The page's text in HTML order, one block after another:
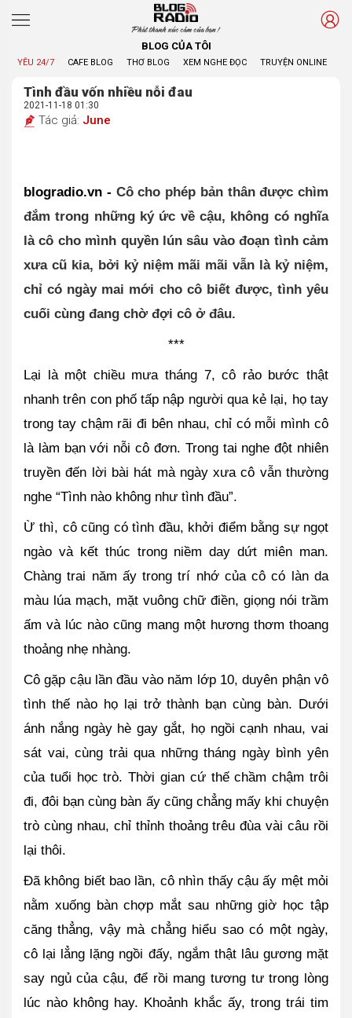
Phát thanh xúc cảm của bạn !
BLOG CỦA TÔI
YÊU 24/7 CAFE BLOG THƠ BLOG XEM NGHE ĐỌC TRUYỆN ONLINE
Tình đầu vốn nhiều nỗi đau
2021-11-18 01:30
Tác giả: June
blogradio.vn - Cô cho phép bản thân được chìm
đắm trong những ký ức về cậu, không có nghĩa
là cô cho mình quyền lún sâu vào đoạn tình cảm
xưa cũ kia, bởi kỷ niệm mãi mãi vẫn là kỷ niệm,
chỉ có ngày mai mới cho cô biết được, tình yêu
cuối cùng đang chờ đợi cô ở đâu.
***
Lại là một chiều mưa tháng 7, cô rảo bước thật
nhanh trên con phố tấp nập người qua kẻ lại, họ tay
trong tay chậm rãi đi bên nhau, chỉ có mỗi mình cô
là làm bạn với nỗi cô đơn. Trong tai nghe đột nhiên
truyền đến lời bài hát mà ngày xưa cô vẫn thường
nghe “Tình nào không như tình đầu”.
Ừ thì, cô cũng có tình đầu, khởi điểm bằng sự ngọt
ngào và kết thúc trong niềm day dứt miên man.
Chàng trai năm ấy trong trí nhớ của cô có làn da
màu lúa mạch, mặt vuông chữ điền, giọng nói trầm
ấm và lúc nào cũng mang một hương thơm thoang
thoảng nhẹ nhàng.
Cô gặp cậu lần đầu vào năm lớp 10, duyên phận vô
tình thế nào họ lại trở thành bạn cùng bàn. Dưới
ánh nắng ngày hè gay gắt, họ ngồi cạnh nhau, vai
sát vai, cùng trải qua những tháng ngày bình yên
của tuổi học trò. Thời gian cứ thế chầm chậm trôi
đi, đôi bạn cùng bàn ấy cũng chẳng mấy khi chuyện
trò cùng nhau, chỉ thỉnh thoảng trêu đùa vài câu rồi
lại thôi.
Đã không biết bao lần, cô nhìn thấy cậu ấy mệt mỏi
nằm xuống bàn chợp mắt sau những giờ học tập
căng thẳng, vậy mà chẳng hiểu sao có một ngày,
cô lại lẳng lặng ngồi đấy, ngắm thật lâu gương mặt
say ngủ của cậu, để rồi mang tương tư trong lòng
lúc nào không hay. Khoảnh khắc ấy, trong trái tim